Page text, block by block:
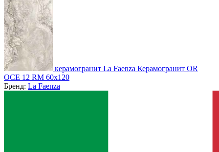
керамогранит La Faenza Керамогранит OR
OCE 12 RM 60x120
Бренд: La Faenza